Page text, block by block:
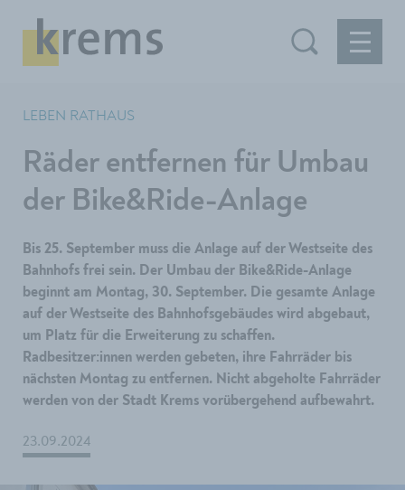
LEBEN RATHAUS
Räder entfernen für Umbau
der Bike&Ride-Anlage
Bis 25. September muss die Anlage auf der Westseite des
Bahnhofs frei sein. Der Umbau der Bike&Ride-Anlage
beginnt am Montag, 30. September. Die gesamte Anlage
auf der Westseite des Bahnhofsgebäudes wird abgebaut,
um Platz für die Erweiterung zu schaffen.
Radbesitzer:innen werden gebeten, ihre Fahrräder bis
nächsten Montag zu entfernen. Nicht abgeholte Fahrräder
werden von der Stadt Krems vorübergehend aufbewahrt.
23.09.2024